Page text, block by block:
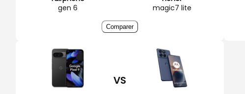
gen 6
magic7 lite
Comparer
VS